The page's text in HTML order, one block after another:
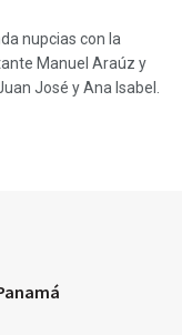
nupcias con la
Manuel Araúz y
José y Ana Isabel.